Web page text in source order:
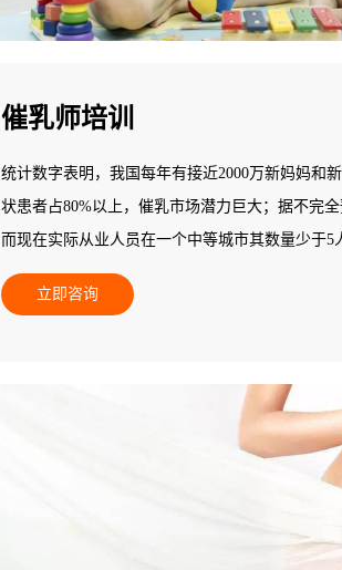
催乳师培训
统计数字表明，我国每年有接近2000万新妈妈和
状患者占80%以上，催乳市场潜力巨大；据不完
而现在实际从业人员在一个中等城市其数量少于5
数量基本为零，全国催乳市场一片空白，专业催
发展后劲无穷，是个朝阳产业！
立即咨询